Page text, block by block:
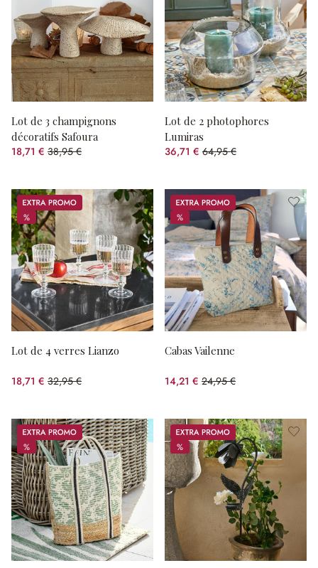
Lot de 3 champignons
décoratifs Safoura
18,71 € 38,95 €
(51.96%spared)
Lot de 2 photophores
Lumiras
36,71 € 64,95 €
(43.48%spared)
Promos
%
%
Lot de 4 verres Lianzo
18,71 € 32,95 €
(43.22%spared)
Promos
%
%
Cabas Vailenne
14,21 € 24,95 €
(43.05%spared)
Promos
%
%
Promos
%
%